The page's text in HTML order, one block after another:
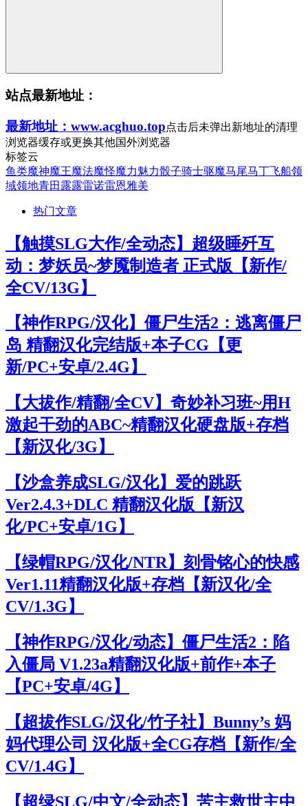
站点最新地址：
最新地址：www.acghuo.top点击后未弹出新地址的清理
浏览器缓存或更换其他国外浏览器
标签云
鱼类魔神魔王魔法魔怪魔力魅力骰子骑士驱魔马尾马丁飞船领
域领地青田 露露雷诺雷恩雅美
热门文章
【触摸SLG大作/全动态】超级睡歼互
动：梦妖员~梦魇制造者 正式版【新作/
全CV/13G】
【神作RPG/汉化】僵尸生活2：逃离僵尸
岛 精翻汉化完结版+本子CG【更
新/PC+安卓/2.4G】
【大拔作/精翻/全CV】奇妙补习班~用H
激起干劲的ABC~精翻汉化硬盘版+存档
【新汉化/3G】
【沙盒养成SLG/汉化】爱的跳跃
Ver2.4.3+DLC 精翻汉化版【新汉
化/PC+安卓/1G】
【绿帽RPG/汉化/NTR】刻骨铭心的快感
Ver1.11精翻汉化版+存档【新汉化/全
CV/1.3G】
【神作RPG/汉化/动态】僵尸生活2：陷
入僵局 V1.23a精翻汉化版+前作+本子
【PC+安卓/4G】
【超拔作SLG/汉化/竹子社】Bunny’s 妈
妈代理公司 汉化版+全CG存档【新作/全
CV/1.4G】
【超绿SLG/中文/全动态】苦主救世主中